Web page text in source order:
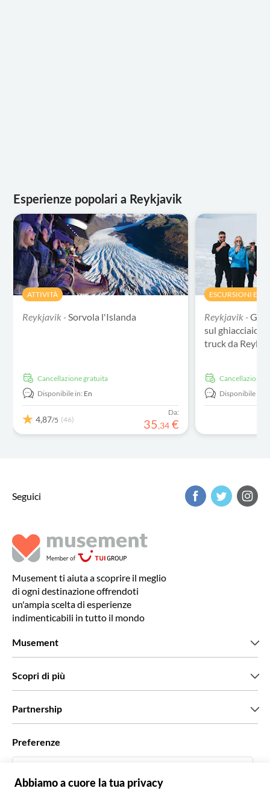
Esperienze popolari a Reykjavik
ATTIVITÀ
Reykjavik -Sorvola l'Islanda
Cancellazione gratuita
Disponibile in: En
4,87/5 (46)
Da:
35,34 €
ESCURSIONI E
Reykjavik -
sul ghiacciaio
truck da
Cancellazione
Disponibile in:
Seguici
Musement ti aiuta a scoprire il meglio
di ogni destinazione offrendoti
un'ampia scelta di esperienze
indimenticabili in tutto il mondo
Musement
Green & Fair Experiences
Scopri di più
Partnership
Agenzie viaggi
Preferenze
Italiano